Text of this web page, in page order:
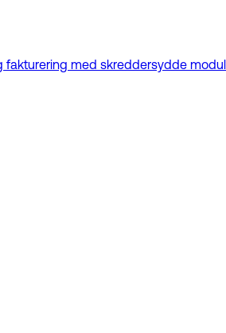
fakturering med skreddersydde